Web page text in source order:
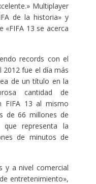
Multiplayer
de la historia» y
«FIFA 13 se acerca
records con el
2012 fue el día más
de un título en la
cantidad de
FIFA 13 al mismo
de 66 millones de
representa la
de minutos de
y a nivel comercial
entretenimiento»,